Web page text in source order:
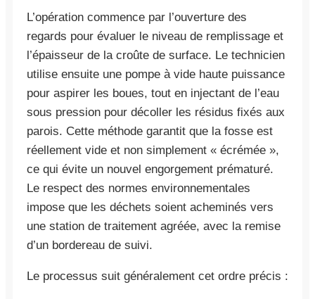
L’opération commence par l’ouverture des
regards pour évaluer le niveau de remplissage et
l’épaisseur de la croûte de surface. Le technicien
utilise ensuite une pompe à vide haute puissance
pour aspirer les boues, tout en injectant de l’eau
sous pression pour décoller les résidus fixés aux
parois. Cette méthode garantit que la fosse est
réellement vide et non simplement « écrémée »,
ce qui évite un nouvel engorgement prématuré.
Le respect des normes environnementales
impose que les déchets soient acheminés vers
une station de traitement agréée, avec la remise
d’un bordereau de suivi.
Le processus suit généralement cet ordre précis :